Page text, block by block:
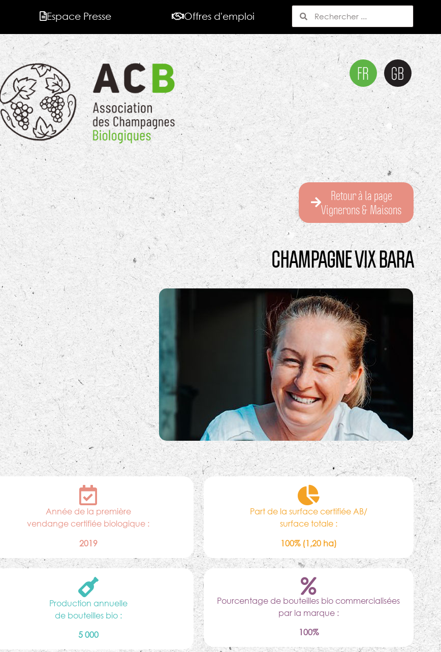
Espace Presse Offres d'emploi
Retour à la page
Vignerons & Maisons
CHAMPAGNE VIX BARA
Année de la première
vendange certifiée biologique :
2019
Part de la surface certifiée AB/
surface totale :
100% (1,20 ha)
Production annuelle
de bouteilles bio :
5 000
Pourcentage de bouteilles bio commercialisées
par la marque :
100%